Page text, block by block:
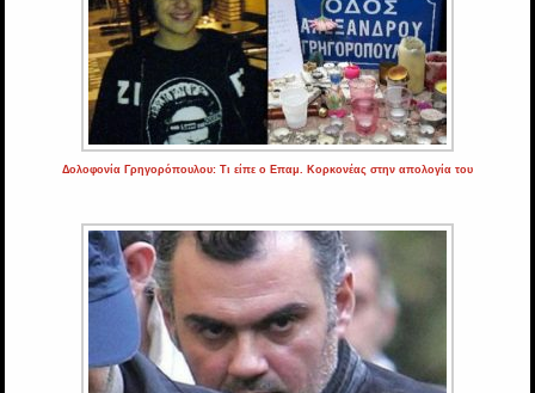
Δολοφονία Γρηγορόπουλου: Τι είπε ο Επαμ. Κορκονέας στην απολογία του